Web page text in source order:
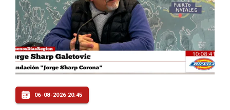
06-08-2026 20:45